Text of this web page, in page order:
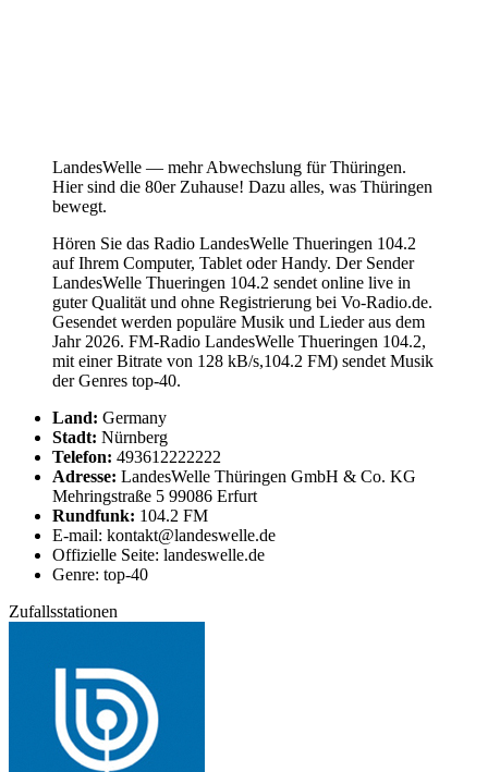
LandesWelle — mehr Abwechslung für Thüringen.
Hier sind die 80er Zuhause! Dazu alles, was Thüringen
bewegt.
Hören Sie das Radio LandesWelle Thueringen 104.2
auf Ihrem Computer, Tablet oder Handy. Der Sender
LandesWelle Thueringen 104.2 sendet online live in
guter Qualität und ohne Registrierung bei Vo-Radio.de.
Gesendet werden populäre Musik und Lieder aus dem
Jahr 2026. FM-Radio LandesWelle Thueringen 104.2,
mit einer Bitrate von 128 kB/s,104.2 FM) sendet Musik
der Genres top-40.
Land: Germany
Stadt: Nürnberg
Telefon: 493612222222
Adresse: LandesWelle Thüringen GmbH & Co. KG
Mehringstraße 5 99086 Erfurt
Rundfunk: 104.2 FM
E-mail: kontakt@landeswelle.de
Offizielle Seite: landeswelle.de
Genre: top-40
Zufallsstationen